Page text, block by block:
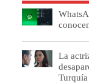
La
Turquía